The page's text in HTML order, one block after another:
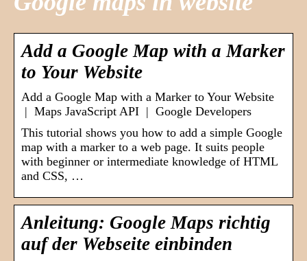
Add a Google Map with a Marker
to Your Website
Add a Google Map with a Marker to Your Website
| Maps JavaScript API | Google Developers
This tutorial shows you how to add a simple Google
map with a marker to a web page. It suits people
with beginner or intermediate knowledge of HTML
and CSS, …
Anleitung: Google Maps richtig
auf der Webseite einbinden